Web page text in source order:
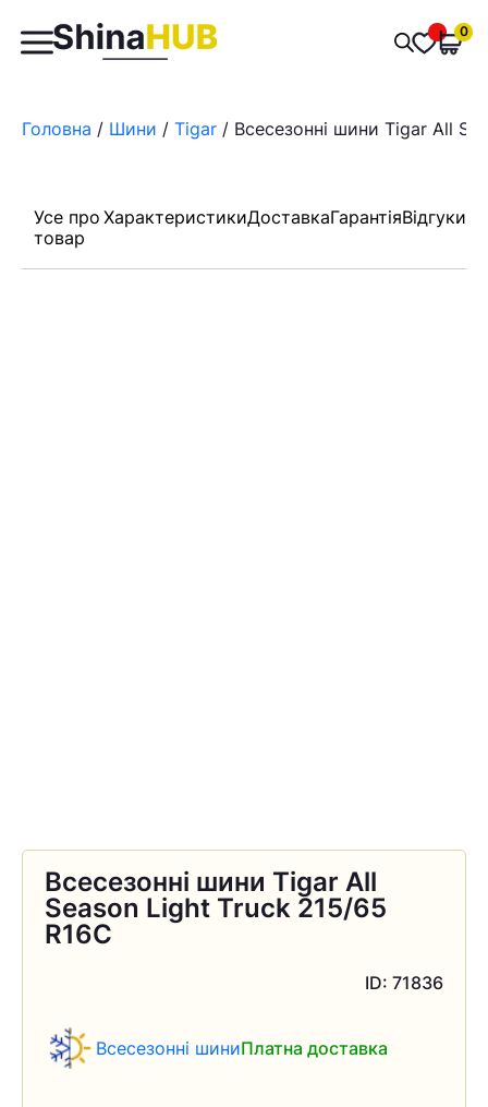
Пошук
товарів
0
Головна / Шини / Tigar / Всесезонні шини Tigar All
Усе про
товар
ХарактеристикиДоставкаГарантіяВідгуки
Всесезонні шини Tigar All
Season Light Truck 215/65
R16C
ID: 71836
Всесезонні шиниПлатна доставка